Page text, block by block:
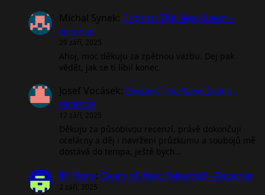
Michal Synek: Cronos: The New Dawn –
recenze
29 září, 2025
Ahoj, moc děkuju za zpětnou vazbu. Dej pak
vědět, jak se ti líbil konec.
Josef Vocásek: Cronos: The New Dawn –
recenze
17 září, 2025
Děkuju za působivou recenzí, právě dokončuji
ocelárny a děj i navržení průzkumu a soubojů mě
dostává do tempa, ještě bych…
Jiří Hora: Gears of War: Reloaded – Recenze
2 září, 2025